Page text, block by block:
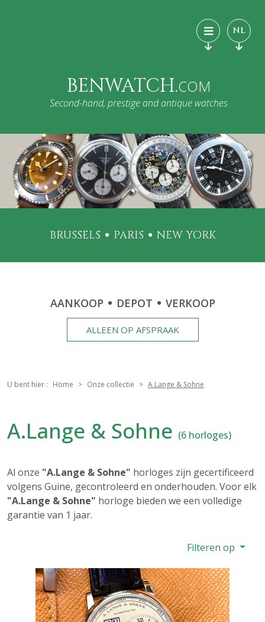
NL
BENWATCH.COM
Second-hand, prestige and antique watches
BRUSSELS PARIS NEW YORK
AANKOOP DEPOT VERKOOP
ALLEEN OP AFSPRAAK
U bent hier : Home Onze collectie A.Lange & Sohne
A.Lange & Sohne (6 horloges)
Al onze "A.Lange & Sohne" horloges zijn gecertificeerd
volgens Guine, gecontroleerd en onderhouden. Voor elk
"A.Lange & Sohne" horloge bieden we een volledige
garantie van 1 jaar.
Filteren op